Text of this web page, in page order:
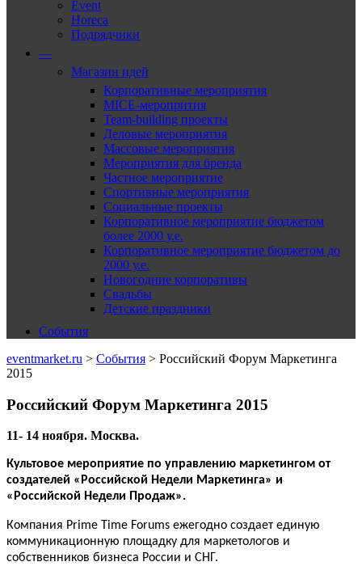
Event
Horeca
Подрядчики
—
Магазин идей
Корпоративные мероприятия
MICE-меропрития
Team-building проекты
Деловые мероприятия
Массовые мероприятия
Мероприятия для бренда
Частное мероприятие
Спортивные мероприятия
Социальные проекты
Корпоративное мероприятие бюджетом
более 2000 у.е.
Корпоративное мероприятие бюджетом до
2000 у.е.
Новогодние корпоративы
Свадьбы
Детские праздники
События
eventmarket.ru > События > Российский Форум Маркетинга
2015
Российский Форум Маркетинга 2015
11- 14 ноября. Москва.
Культовое мероприятие по управлению маркетингом от
создателей «Российской Недели Маркетинга» и
«Российской Недели Продаж».
Компания Prime Time Forums ежегодно создает единую
коммуникационную площадку для маркетологов и
собственников бизнеса России и СНГ.